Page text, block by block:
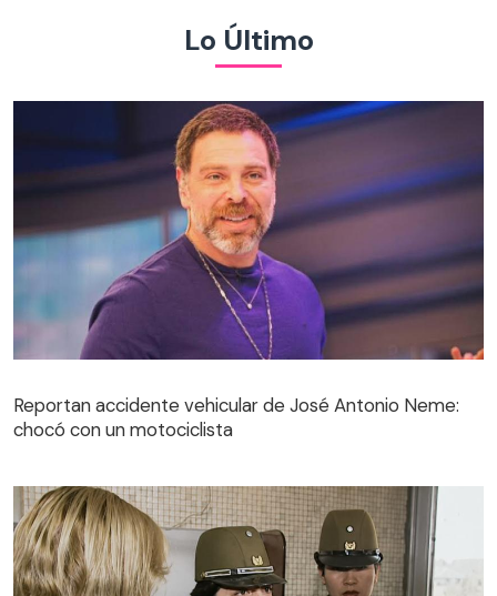
Lo Último
Reportan accidente vehicular de José Antonio Neme:
chocó con un motociclista